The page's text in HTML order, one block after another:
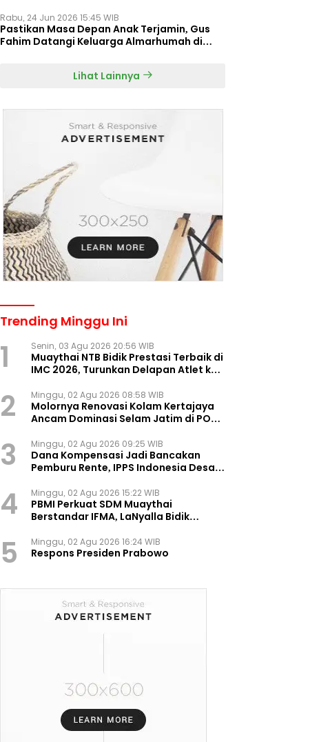
Rabu, 24 Jun 2026 15:45 WIB
Pastikan Masa Depan Anak Terjamin, Gus
Fahim Datangi Keluarga Almarhumah di
Lihat Lainnya
Trending Minggu Ini
1 Senin, 03 Agu 2026 20:56 WIB
Muaythai NTB Bidik Prestasi Terbaik di
IMC 2026, Turunkan Delapan Atlet ke
2 Minggu, 02 Agu 2026 08:58 WIB
Molornya Renovasi Kolam Kertajaya
Ancam Dominasi Selam Jatim di PON
3 Minggu, 02 Agu 2026 09:25 WIB
Dana Kompensasi Jadi Bancakan
Pemburu Rente, IPPS Indonesia Desak
Permanen
4 Minggu, 02 Agu 2026 15:22 WIB
PBMI Perkuat SDM Muaythai
Berstandar IFMA, LaNyalla Bidik
5 Minggu, 02 Agu 2026 16:24 WIB
Respons Presiden Prabowo